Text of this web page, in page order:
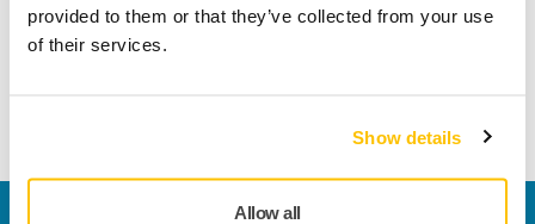
provided to them or that they’ve collected from your use
of their services.
Show details
Allow all
A flexible dust suction hose connecting the sander and the
dust extractor. Please note that this hose is conical. The